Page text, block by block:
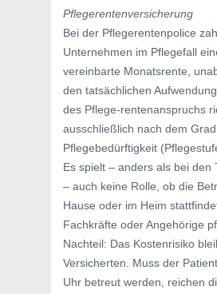
Pflegerentenversicherung
Bei der Pflegerentenpolice
Unternehmen im Pflegefall
vereinbarte Monatsrente,
den tatsächlichen
des Pflege-rentenanspruchs
ausschließlich nach dem
Pflegebedürftigkeit
Es spielt – anders als bei den
– auch keine Rolle, ob die
Hause oder im Heim
Fachkräfte oder Angehörige
Nachteil: Das Kostenrisiko
Versicherten. Muss der
Uhr betreut werden, reichen